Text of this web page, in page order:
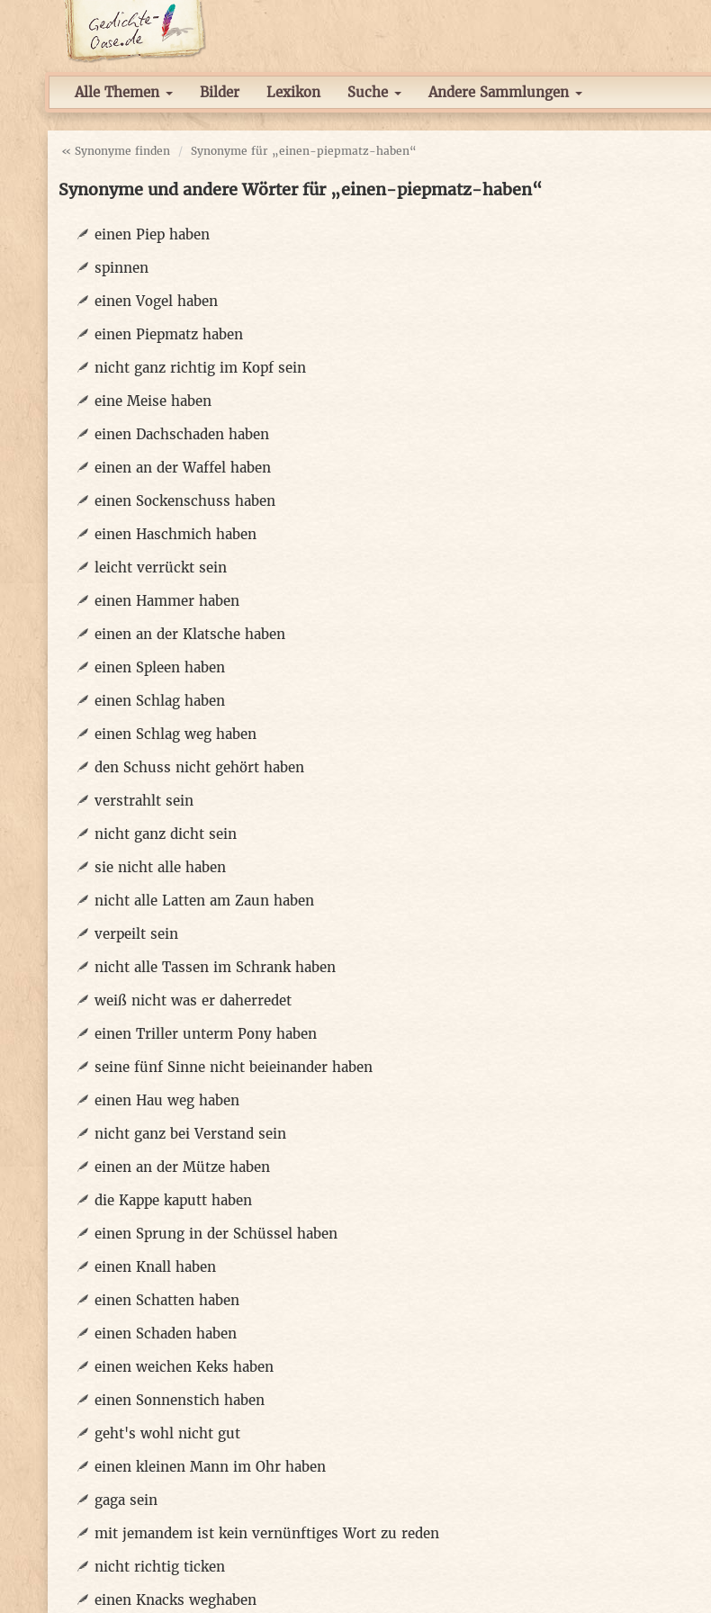
Alle Themen Bilder Lexikon Suche Andere Sammlungen
« Synonyme finden Synonyme für „einen-piepmatz-haben“
Synonyme und andere Wörter für „einen-piepmatz-haben“
einen Piep haben
spinnen
einen Vogel haben
einen Piepmatz haben
nicht ganz richtig im Kopf sein
eine Meise haben
einen Dachschaden haben
einen an der Waffel haben
einen Sockenschuss haben
einen Haschmich haben
leicht verrückt sein
einen Hammer haben
einen an der Klatsche haben
einen Spleen haben
einen Schlag haben
einen Schlag weg haben
den Schuss nicht gehört haben
verstrahlt sein
nicht ganz dicht sein
sie nicht alle haben
nicht alle Latten am Zaun haben
verpeilt sein
nicht alle Tassen im Schrank haben
weiß nicht was er daherredet
einen Triller unterm Pony haben
seine fünf Sinne nicht beieinander haben
einen Hau weg haben
nicht ganz bei Verstand sein
einen an der Mütze haben
die Kappe kaputt haben
einen Sprung in der Schüssel haben
einen Knall haben
einen Schatten haben
einen Schaden haben
einen weichen Keks haben
einen Sonnenstich haben
geht's wohl nicht gut
einen kleinen Mann im Ohr haben
gaga sein
mit jemandem ist kein vernünftiges Wort zu reden
nicht richtig ticken
einen Knacks weghaben